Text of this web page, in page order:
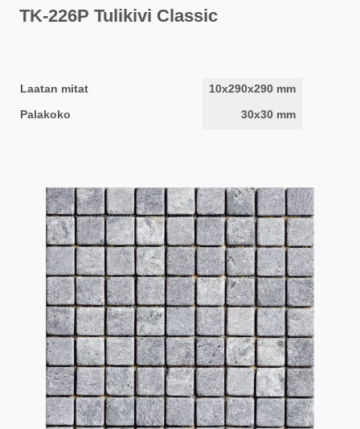
TK-226P Tulikivi Classic
Laatan mitat
10x290x290 mm
Palakoko
30x30 mm